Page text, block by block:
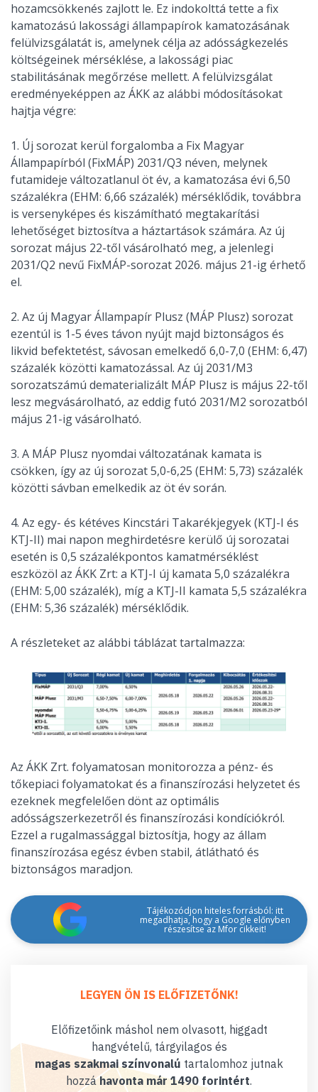
hozamcsökkenés zajlott le. Ez indokolttá tette a fix
kamatozású lakossági állampapírok kamatozásának
felülvizsgálatát is, amelynek célja az adósságkezelés
költségeinek mérséklése, a lakossági piac
stabilitásának megőrzése mellett. A felülvizsgálat
eredményeképpen az ÁKK az alábbi módosításokat
hajtja végre:
1. Új sorozat kerül forgalomba a Fix Magyar
Állampapírból (FixMÁP) 2031/Q3 néven, melynek
futamideje változatlanul öt év, a kamatozása évi 6,50
százalékra (EHM: 6,66 százalék) mérséklődik, továbbra
is versenyképes és kiszámítható megtakarítási
lehetőséget biztosítva a háztartások számára. Az új
sorozat május 22-től vásárolható meg, a jelenlegi
2031/Q2 nevű FixMÁP-sorozat 2026. május 21-ig érhető
el.
2. Az új Magyar Állampapír Plusz (MÁP Plusz) sorozat
ezentúl is 1-5 éves távon nyújt majd biztonságos és
likvid befektetést, sávosan emelkedő 6,0-7,0 (EHM: 6,47)
százalék közötti kamatozással. Az új 2031/M3
sorozatszámú dematerializált MÁP Plusz is május 22-től
lesz megvásárolható, az eddig futó 2031/M2 sorozatból
május 21-ig vásárolható.
3. A MÁP Plusz nyomdai változatának kamata is
csökken, így az új sorozat 5,0-6,25 (EHM: 5,73) százalék
közötti sávban emelkedik az öt év során.
4. Az egy- és kétéves Kincstári Takarékjegyek (KTJ-I és
KTJ-II) mai napon meghirdetésre kerülő új sorozatai
esetén is 0,5 százalékpontos kamatmérséklést
eszközöl az ÁKK Zrt: a KTJ-I új kamata 5,0 százalékra
(EHM: 5,00 százalék), míg a KTJ-II kamata 5,5 százalékra
(EHM: 5,36 százalék) mérséklődik.
A részleteket az alábbi táblázat tartalmazza:
Az ÁKK Zrt. folyamatosan monitorozza a pénz- és
tőkepiaci folyamatokat és a finanszírozási helyzetet és
ezeknek megfelelően dönt az optimális
adósságszerkezetről és finanszírozási kondíciókról.
Ezzel a rugalmassággal biztosítja, hogy az állam
finanszírozása egész évben stabil, átlátható és
biztonságos maradjon.
Tájékozódjon hiteles forrásból: itt
megadhatja, hogy a Google előnyben
részesítse az Mfor cikkeit!
LEGYEN ÖN IS ELŐFIZETŐNK!
Előfizetőink máshol nem olvasott, higgadt
hangvételű, tárgyilagos és
magas szakmai színvonalú tartalomhoz jutnak
hozzáhavonta már 1490 forintért.